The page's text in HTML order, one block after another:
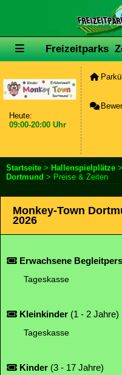
Freizeitparks
Heute:
09:00-20:00 Uhr
Startseite > Hallenspielplätze >
Dortmund > Preise & Zeiten
Monkey-Town
2026
Erwachsene
Tageskasse
Kleinkinder (1 - 2 Jahre)
Tageskasse
Kinder (3 - 17 Jahre)